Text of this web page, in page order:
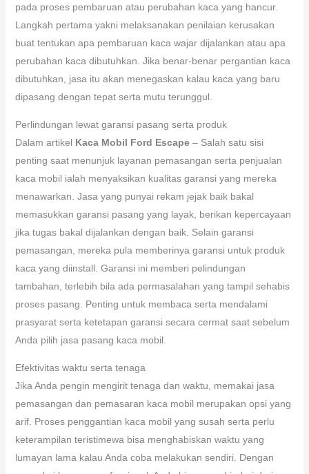
pada proses pembaruan atau perubahan kaca yang hancur.
Langkah pertama yakni melaksanakan penilaian kerusakan
buat tentukan apa pembaruan kaca wajar dijalankan atau apa
perubahan kaca dibutuhkan. Jika benar-benar pergantian kaca
dibutuhkan, jasa itu akan menegaskan kalau kaca yang baru
dipasang dengan tepat serta mutu terunggul.
Perlindungan lewat garansi pasang serta produk
Dalam artikel Kaca Mobil Ford Escape– Salah satu sisi
penting saat menunjuk layanan pemasangan serta penjualan
kaca mobil ialah menyaksikan kualitas garansi yang mereka
menawarkan. Jasa yang punyai rekam jejak baik bakal
memasukkan garansi pasang yang layak, berikan kepercayaan
jika tugas bakal dijalankan dengan baik. Selain garansi
pemasangan, mereka pula memberinya garansi untuk produk
kaca yang diinstall. Garansi ini memberi pelindungan
tambahan, terlebih bila ada permasalahan yang tampil sehabis
proses pasang. Penting untuk membaca serta mendalami
prasyarat serta ketetapan garansi secara cermat saat sebelum
Anda pilih jasa pasang kaca mobil.
Efektivitas waktu serta tenaga
Jika Anda pengin mengirit tenaga dan waktu, memakai jasa
pemasangan dan pemasaran kaca mobil merupakan opsi yang
arif. Proses penggantian kaca mobil yang susah serta perlu
keterampilan teristimewa bisa menghabiskan waktu yang
lumayan lama kalau Anda coba melakukan sendiri. Dengan